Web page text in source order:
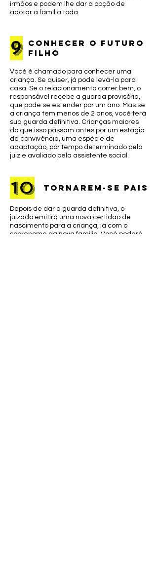
irmãos e podem lhe dar a opção de
adotar a família toda.
9 conhecer o futuro
filho
Você é chamado para conhecer uma
criança. Se quiser, já pode levá-la para
casa. Se o relacionamento correr bem, o
responsável recebe a guarda provisória,
que pode se estender por um ano. Mas se
a criança tem menos de 2 anos, você terá
sua guarda definitiva. Crianças maiores
do que isso passam antes por um estágio
de convivência, uma espécie de
adaptação, por tempo determinado pelo
juiz e avaliado pela assistente social.
10 tornarem-se pais
Depois de dar a guarda definitiva, o
juizado emitirá uma nova certidão de
nascimento para a criança, já com o
sobrenome da nova família. Você poderá